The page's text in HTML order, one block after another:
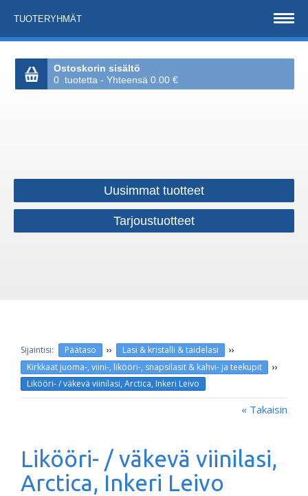
TUOTERYHMÄT
Ostoskorin sisältö
0 tuotetta - Yhteensä 0.00 €
Uusimmat tuotteet
Tarjoustuotteet
Päätaso ›› Lasi & kristalli & taidelasi ››
Kirkkaat juoma-, viini-, likööri-, snapsilasit & kahvi- ja teekupit ››
Likööri- / väkevä viinilasi, Arctica, Inkeri Leivo
« Takaisin
Likööri- / väkevä viinilasi,
Arctica, Inkeri Leivo